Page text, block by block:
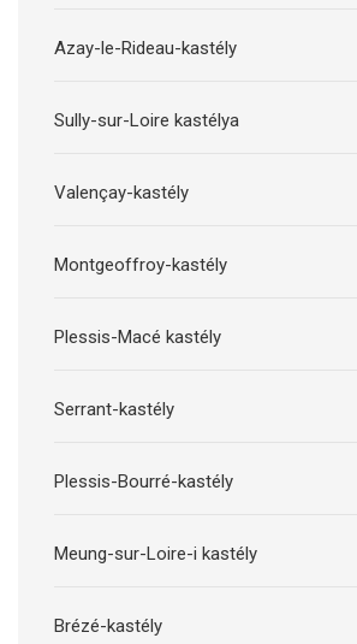
Azay-le-Rideau-kastély
Sully-sur-Loire kastélya
Valençay-kastély
Montgeoffroy-kastély
Plessis-Macé kastély
Serrant-kastély
Plessis-Bourré-kastély
Meung-sur-Loire-i kastély
Brézé-kastély